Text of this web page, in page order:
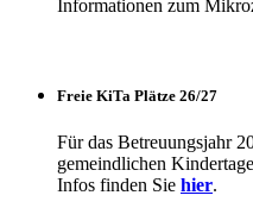
Informationen zum
Freie KiTa Plätze 26/27
Für das Betreuungsjahr
gemeindlichen
Infos finden Sie hier.